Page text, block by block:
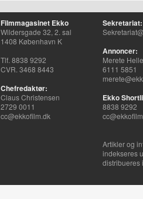
Filmmagasinet Ekko
Wildersgade 32, 2. sal
1408 København K
Tlf. 8838 9292
CVR. 3468 8443
Chefredaktør:
Claus Christensen
2729 0011
cc@ekkofilm.dk
Sekretariat:
Annoncer:
Merete
6111 5851
Ekko
8838 9292
Artikler og
indekseres
distribueres